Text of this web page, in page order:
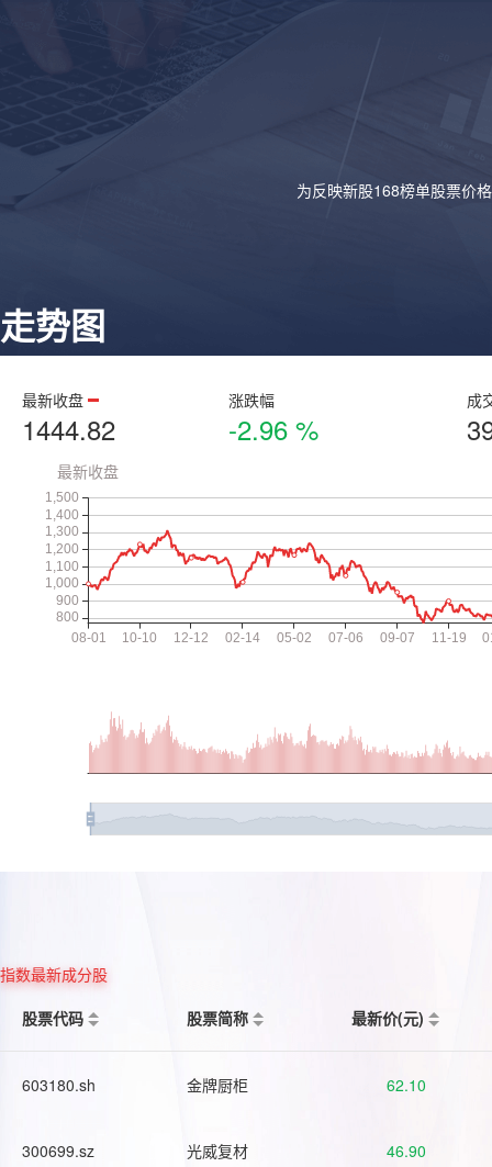
为反映新股168榜单股票价
走势图
最新收盘
1444.82
涨跌幅
-2.96 %
成
指数最新成分股
股票代码
股票简称 最新价(元)
603180.sh 金牌厨柜 62.10
300699.sz 光威复材 46.90